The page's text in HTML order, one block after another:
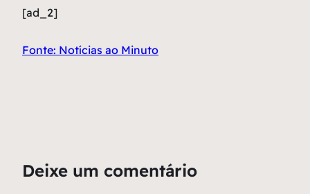
[ad_2]
Fonte: Notícias ao Minuto
Deixe um comentário